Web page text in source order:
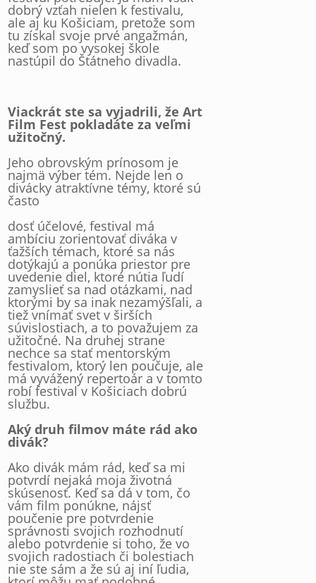
dobrý vzťah nielen k festivalu,
ale aj ku Košiciam, pretože som
tu získal svoje prvé angažmán,
keď som po vysokej škole
nastúpil do Štátneho divadla.
Viackrát ste sa vyjadrili, že Art
Film Fest pokladáte za veľmi
užitočný.
Jeho obrovským prínosom je
najmä výber tém. Nejde len o
divácky atraktívne témy, ktoré sú
často
dosť účelové, festival má
ambíciu zorientovať diváka v
ťažších témach, ktoré sa nás
dotýkajú a ponúka priestor pre
uvedenie diel, ktoré nútia ľudí
zamyslieť sa nad otázkami, nad
ktorými by sa inak nezamýšľali, a
tiež vnímať svet v širších
súvislostiach, a to považujem za
užitočné. Na druhej strane
nechce sa stať mentorským
festivalom, ktorý len poučuje, ale
má vyvážený repertoár a v tomto
robí festival v Košiciach dobrú
službu.
Aký druh filmov máte rád ako
divák?
Ako divák mám rád, keď sa mi
potvrdí nejaká moja životná
skúsenosť. Keď sa dá v tom, čo
vám film ponúkne, nájsť
poučenie pre potvrdenie
správnosti svojich rozhodnutí
alebo potvrdenie si toho, že vo
svojich radostiach či bolestiach
nie ste sám a že sú aj iní ľudia,